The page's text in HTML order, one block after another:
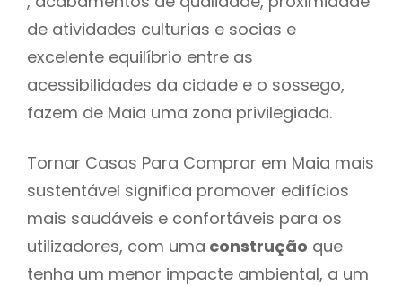
de atividades culturias e socias e
excelente equilíbrio entre as
acessibilidades da cidade e o sossego,
fazem de Maia uma zona privilegiada.
Tornar Casas Para Comprar em Maia mais
sustentável significa promover edifícios
mais saudáveis e confortáveis para os
utilizadores, com uma construção que
tenha um menor impacte ambiental, a um